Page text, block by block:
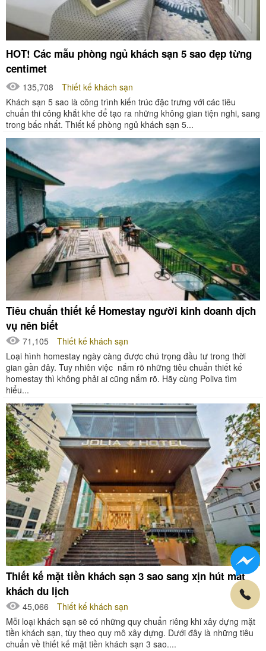
HOT! Các mẫu phòng ngủ khách sạn 5 sao đẹp từng
centimet
135,708
Thiết kế khách sạn
Khách sạn 5 sao là công trình kiến trúc đặc trưng với các tiêu
chuẩn thi công khắt khe để tạo ra những không gian tiện nghi, sang
trong bấc nhất. Thiết kế phòng ngủ khách sạn 5...
Tiêu chuẩn thiết kế Homestay người kinh doanh dịch
vụ nên biết
71,105
Thiết kế khách sạn
Loại hình homestay ngày càng được chú trọng đầu tư trong thời
gian gần đây. Tuy nhiên việc nắm rõ những tiêu chuẩn thiết kế
homestay thì không phải ai cũng nắm rõ. Hãy cùng Poliva tìm
hiểu...
Thiết kế mặt tiền khách sạn 3 sao sang xịn hút mắt
khách du lịch
45,066
Thiết kế khách sạn
Mỗi loại khách sạn sẽ có những quy chuẩn riêng khi xây dựng mặt
tiền khách sạn, tùy theo quy mô xây dựng. Dưới đây là những tiêu
chuẩn về thiết kế mặt tiền khách sạn 3 sao....